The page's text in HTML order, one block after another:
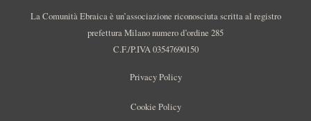
La Comunità Ebraica è un’associazione riconosciuta scritta al registro
prefettura Milano numero d’ordine 285
C.F./P.IVA 03547690150
Privacy Policy
Cookie Policy